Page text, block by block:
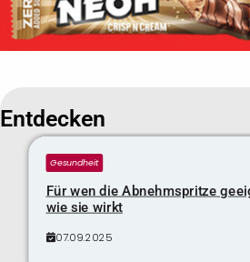
Entdecken
Gesundheit
Für wen die Abnehmspritze
wie sie wirkt
07.09.2025